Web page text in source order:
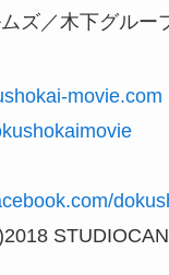
ズ／木下グルー
movie.com